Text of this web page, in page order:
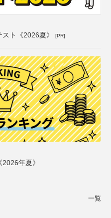
ト《2026夏》 [PR]
年夏》
一覧